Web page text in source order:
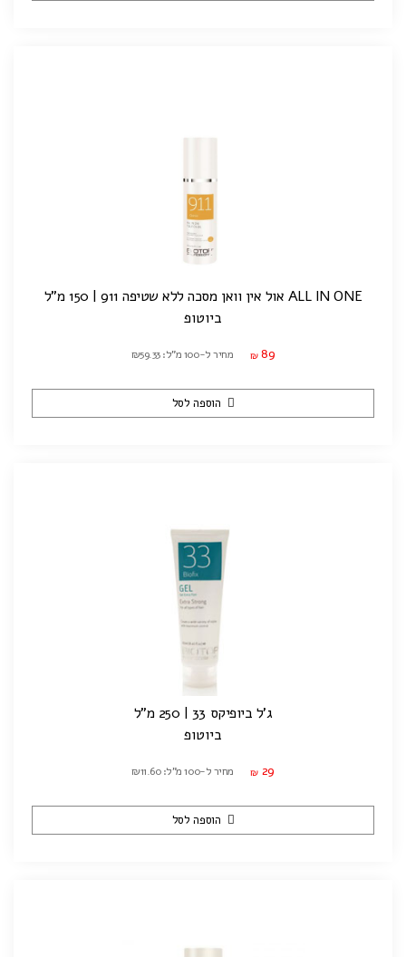
ALL IN ONE אול אין וואן מסכה ללא שטיפה 911 | 150 מ"ל
ביוטופ
₪ 89 מחיר ל-100 מ"ל: ₪59.33
הוספה לסל
ג'ל ביופיקס 33 | 250 מ"ל
ביוטופ
₪ 29 מחיר ל-100 מ"ל: ₪11.60
הוספה לסל